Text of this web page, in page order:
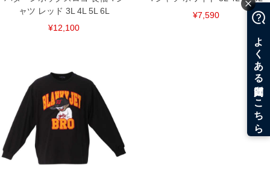
ャツ レッド 3L 4L 5L 6L
¥12,100
¥7,590